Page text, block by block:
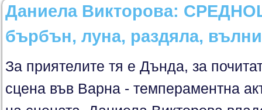
Даниела Викторова:
бърбън, луна, раздяла,
За приятелите тя е Дънда, за
сцена във Варна - темпераментна